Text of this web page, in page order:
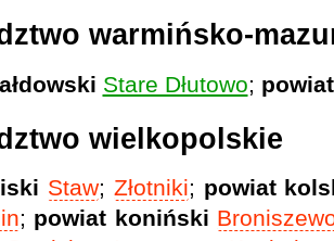
warmińsko-
Stare Dłutowo;
wielkopolskie
Staw; Złotniki; powiat
; powiat koniński